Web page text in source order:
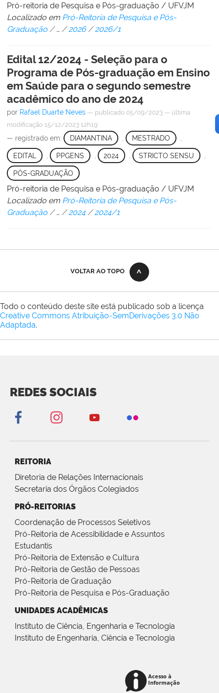
Pró-reitoria de Pesquisa e Pós-graduação / UFVJM
Localizado em Pró-Reitoria de Pesquisa e Pós-
Graduação /… /2026 /2026/1
Edital 12/2024 - Seleção para o
Programa de Pós-graduação em Ensino
em Saúde para o segundo semestre
acadêmico do ano de 2024
por Rafael Duarte Neves — publicado 05/09/2023 — última
modificação 15/12/2023 12h19
— registrado em: DIAMANTINA MESTRADO
EDITAL PPGENS 2024 , STRICTO SENSU
PÓS-GRADUAÇÃO
Pró-reitoria de Pesquisa e Pós-graduação / UFVJM
Localizado em Pró-Reitoria de Pesquisa e Pós-
Graduação /… /2024 /2024/1
VOLTAR AO TOPO
Todo o conteúdo deste site está publicado sob a licença
Creative Commons Atribuição-SemDerivações 3.0 Não
Adaptada.
REDES SOCIAIS
REITORIA
Diretoria de Relações Internacionais
Secretaria dos Órgãos Colegiados
PRÓ-REITORIAS
Coordenação de Processos Seletivos
Pró-Reitoria de Acessibilidade e Assuntos
Estudantis
Pró-Reitoria de Extensão e Cultura
Pró-Reitoria de Gestão de Pessoas
Pró-Reitoria de Graduação
Pró-Reitoria de Pesquisa e Pós-Graduação
UNIDADES ACADÊMICAS
Instituto de Ciência, Engenharia e Tecnologia
Instituto de Engenharia, Ciência e Tecnologia